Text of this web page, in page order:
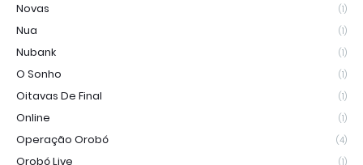
Novas (1)
Nua (1)
Nubank (1)
O Sonho (1)
Oitavas De Final (1)
Online (1)
Operação Orobó (4)
Orobó Live (1)